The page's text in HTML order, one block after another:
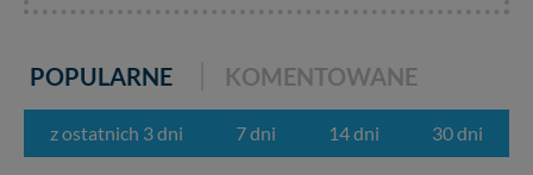
POPULARNE KOMENTOWANE
z ostatnich 3 dni 7 dni 14 dni 30 dni